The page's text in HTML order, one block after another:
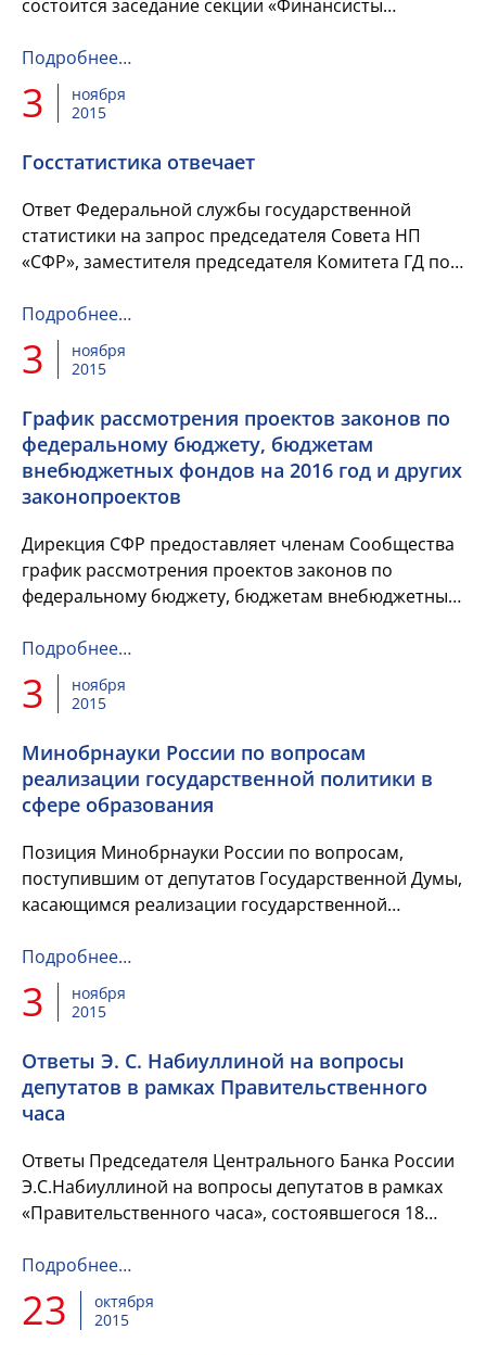
состоится заседание секции «Финансисты
«Сообщество финансистов России» с...
Подробнее…
3
ноября
2015
Госстатистика отвечает
Ответ Федеральной службы государственной
статистики на запрос председателя Совета НП
«СФР», заместителя председателя Комитета ГД по
Подробнее…
3
ноября
2015
График рассмотрения проектов законов по
федеральному бюджету, бюджетам
внебюджетных фондов на 2016 год и других
законопроектов
Дирекция СФР предоставляет членам Сообщества
график рассмотрения проектов законов по
федеральному бюджету, бюджетам внебюджетных
Подробнее…
3
ноября
2015
Минобрнауки России по вопросам
реализации государственной политики в
сфере образования
Позиция Минобрнауки России по вопросам,
поступившим от депутатов Государственной Думы,
касающимся реализации государственной
Подробнее…
3
ноября
2015
Ответы Э. С. Набиуллиной на вопросы
депутатов в рамках Правительственного
часа
Ответы Председателя Центрального Банка России
Э.С.Набиуллиной на вопросы депутатов в рамках
«Правительственного часа», состоявшегося 18
Подробнее…
23
октября
2015